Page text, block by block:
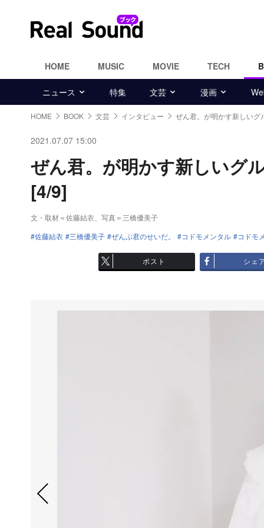
HOME MUSIC MOVIE TECH
ニュース 特集 文芸 漫画
HOME BOOK 文芸 インタビュー ぜん君。が明かす新しいグ
2021.07.07 15:00
ぜん君。が明かす新しいグ
[4/9]
文・取材＝佐藤結衣、写真＝三橋優美子
佐藤結衣
三橋優美子 ぜんぶ君のせいだ。 コドモメンタル コドモ
ポスト シェ